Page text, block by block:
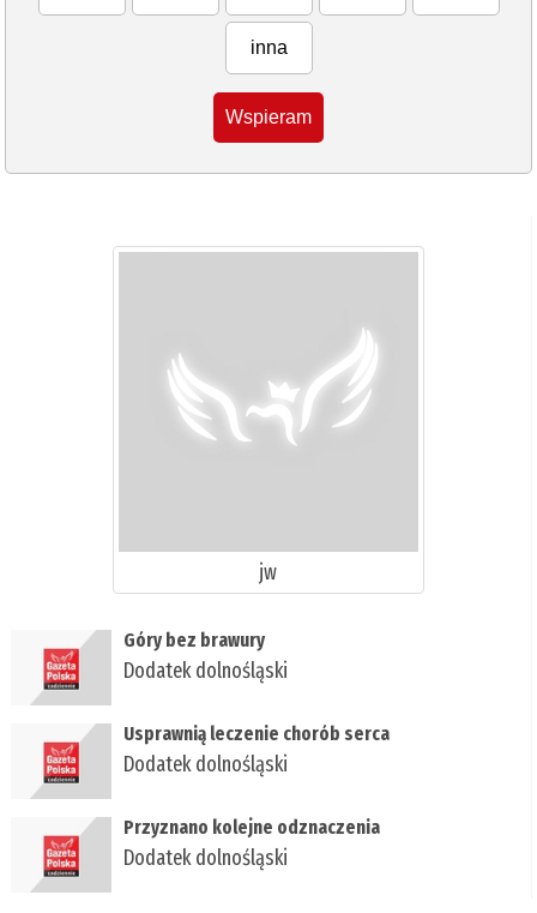
inna
Wspieram
jw
Góry bez brawury
Dodatek dolnośląski
Usprawnią leczenie chorób serca
Dodatek dolnośląski
Przyznano kolejne odznaczenia
Dodatek dolnośląski